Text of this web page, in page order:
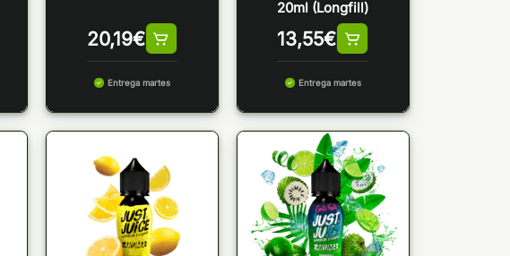
20,19€
Entrega martes
20ml (Longfill)
13,55€
Entrega martes